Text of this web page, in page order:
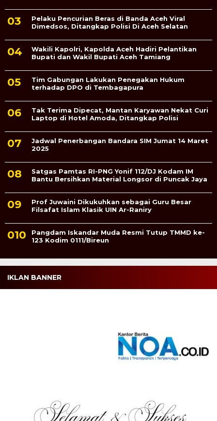
Pelaku Pencurian Beras di Banda Aceh Viral
Dimedsos, Ditangkap Polisi Di Aceh Selatan
Wakili Kapolri, Kapolda Aceh Hadiri Pelantikan
Bupati dan Wakil Bupati Aceh Tamiang
Tim Gabungan Lakukan Penegakan Hukum
terhadap DPO di Tembagapura
Tak Terima Dipecat, Mantan Karyawan Nekat Curi
Laptop di Hotel Amoda, Ditangkap Polisi
Jadwal Penerbangan Bandara SIM Jumat 14 Maret
2025
Satgas Pamtas RI-PNG Yonif 112/DJ Kodam IM
Bantu Bersihkan Material Longsor di Puncak Jaya
Prof Juwaini Dikukuhkan sebagai Guru Besar
Filsafat Islam Klasik UIN Ar-Raniry
Pangdam Iskandar Muda Resmi Tutup TMMD ke-
123 Kodim 0111/Bireun
IKLAN BANNER